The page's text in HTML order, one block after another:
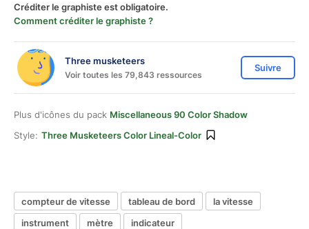
Créditer le graphiste est obligatoire.
Comment créditer le graphiste ?
Three musketeers
Voir toutes les 79,843 ressources
Suivre
Plus d'icônes du pack Miscellaneous 90 Color Shadow
Style: Three Musketeers Color Lineal-Color
compteur de vitesse tableau de bord
la vitesse
instrument
mètre
indicateur